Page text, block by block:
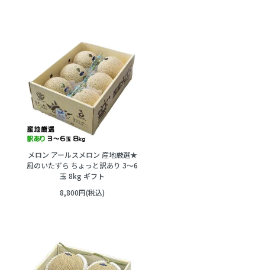
メロン アールスメロン 産地厳選★
風のいたずら ちょっと訳あり 3～6
玉 8kg ギフト
8,800円(税込)